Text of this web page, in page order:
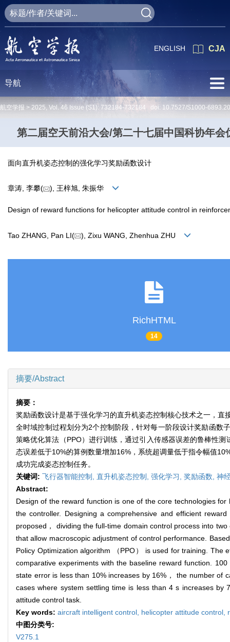
CJA
ENGLISH
导航
航空学报 > 2025, Vol. 46 Issue (S1): 732184-732184 doi: 10.7527/S1000-
第二届空天前沿大会/第二十七届中国科协年会
面向直升机姿态控制的强化学习奖励函数设计
章涛, 李攀( ), 王梓旭, 朱振华
Design of reward functions for helicopter attitude control in
Tao ZHANG, Pan LI( ), Zixu WANG, Zhenhua ZHU
RichHTML
14
摘要/Abstract
摘要：
奖励函数设计是基于强化学习的直升机姿态控制核心技术之一，
全时域控制过程划分为2个控制阶段，针对每一阶段设计奖励函数
策略优化算法（PPO）进行训练，通过引入传感器误差的鲁棒性
态误差低于10%的算例数量增加16%，系统超调量低于指令幅值
成功完成姿态控制任务。
关键词: 飞行器智能控制, 直升机姿态控制, 强化学习, 奖励函数, 神
Abstract:
Design of the reward function is one of the core technologies
the controller. Designing a comprehensive and efficient
proposed， dividing the full-time domain control process into
that allow macroscopic adjustment of control performance.
Policy Optimization algorithm （PPO） is used for training.
comparative experiments with the baseline reward function.
state error is less than 10% increases by 16%， the number of
cases where system settling time is less than 4 s increases by
attitude control task.
Key words: aircraft intelligent control, helicopter attitude control,
中图分类号:
V275.1